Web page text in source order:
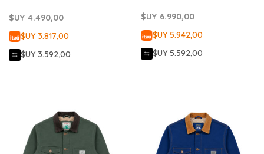
$UY 4.490,00
$UY 3.817,00
$UY 3.592,00
$UY 6.990,00
$UY 5.942,00
$UY 5.592,00